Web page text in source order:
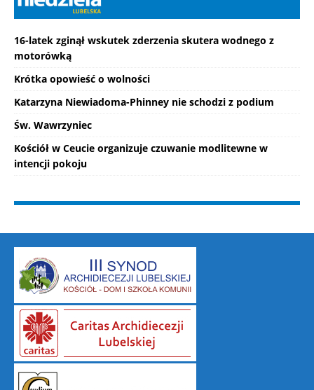
16-latek zginął wskutek zderzenia skutera wodnego z
motorówką
Krótka opowieść o wolności
Katarzyna Niewiadoma-Phinney nie schodzi z podium
Św. Wawrzyniec
Kościół w Ceucie organizuje czuwanie modlitewne w
intencji pokoju